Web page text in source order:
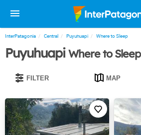
InterPatagonia Central Puyuhuapi Where to Sleep
PuyuhuapiWhere to Sleep
FILTER MAP